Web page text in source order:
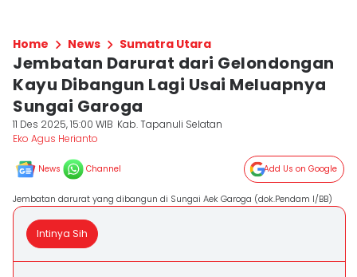
Home News Sumatra Utara
Jembatan Darurat dari Gelondongan
Kayu Dibangun Lagi Usai Meluapnya
Sungai Garoga
11 Des 2025, 15:00 WIB Kab. Tapanuli Selatan
Eko Agus Herianto
News Channel Add Us on Google
Jembatan darurat yang dibangun di Sungai Aek Garoga (dok.Pendam I/BB)
Intinya Sih